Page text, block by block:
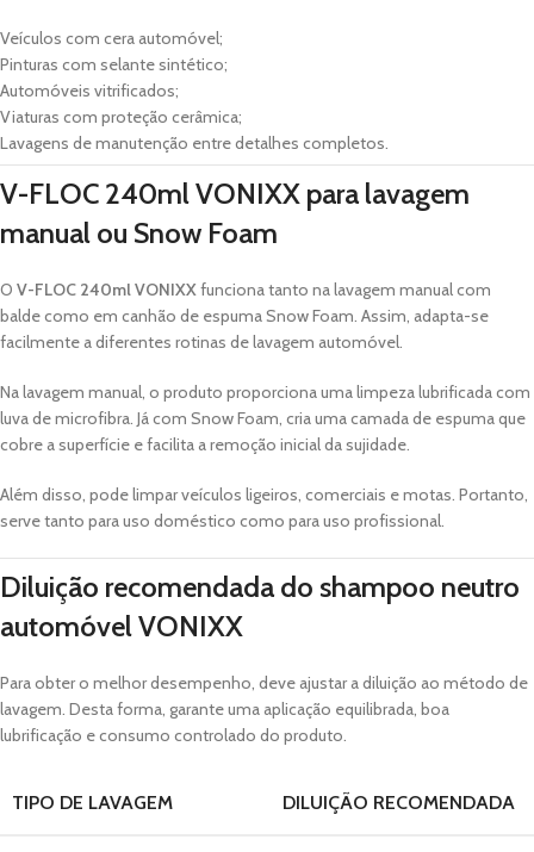
Veículos com cera automóvel;
Pinturas com selante sintético;
Automóveis vitrificados;
Viaturas com proteção cerâmica;
Lavagens de manutenção entre detalhes completos.
V-FLOC 240ml VONIXX para lavagem
manual ou Snow Foam
O V-FLOC 240ml VONIXX funciona tanto na lavagem manual com
balde como em canhão de espuma Snow Foam. Assim, adapta-se
facilmente a diferentes rotinas de lavagem automóvel.
Na lavagem manual, o produto proporciona uma limpeza lubrificada com
luva de microfibra. Já com Snow Foam, cria uma camada de espuma que
cobre a superfície e facilita a remoção inicial da sujidade.
Além disso, pode limpar veículos ligeiros, comerciais e motas. Portanto,
serve tanto para uso doméstico como para uso profissional.
Diluição recomendada do shampoo neutro
automóvel VONIXX
Para obter o melhor desempenho, deve ajustar a diluição ao método de
lavagem. Desta forma, garante uma aplicação equilibrada, boa
lubrificação e consumo controlado do produto.
TIPO DE LAVAGEM DILUIÇÃO RECOMENDADA